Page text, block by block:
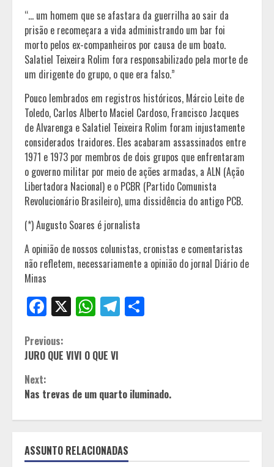
“… um homem que se afastara da guerrilha ao sair da
prisão e recomeçara a vida administrando um bar foi
morto pelos ex-companheiros por causa de um boato.
Salatiel Teixeira Rolim fora responsabilizado pela morte de
um dirigente do grupo, o que era falso.”
Pouco lembrados em registros históricos, Márcio Leite de
Toledo, Carlos Alberto Maciel Cardoso, Francisco Jacques
de Alvarenga e Salatiel Teixeira Rolim foram injustamente
considerados traidores. Eles acabaram assassinados entre
1971 e 1973 por membros de dois grupos que enfrentaram
o governo militar por meio de ações armadas, a ALN (Ação
Libertadora Nacional) e o PCBR (Partido Comunista
Revolucionário Brasileiro), uma dissidência do antigo PCB.
(*) Augusto Soares é jornalista
A opinião de nossos colunistas, cronistas e comentaristas
não refletem, necessariamente a opinião do jornal Diário de
Minas
Facebook
X WhatsApp
Telegram
Continue
Reading
Previous:
JURO QUE VIVI O QUE VI
Next:
Nas trevas de um quarto iluminado.
ASSUNTO RELACIONADAS